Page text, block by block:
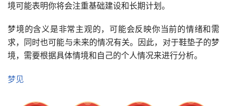
境可能表明你将会注重基础建设和长期计划。
梦境的含义是非常主观的，可能会反映你当前的情绪和需
求，同时也可能与未来的情况有关。因此，对于鞋垫子的梦
境，需要根据具体情境和自己的个人情况来进行分析。
梦见